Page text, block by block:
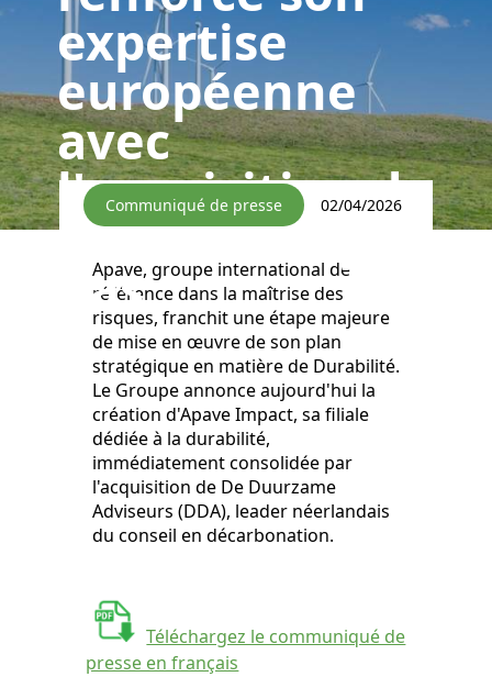
expertise
européenne
avec
l'acquisition de
DDA aux Pays-
Bas
Communiqué de presse 02/04/2026
Apave, groupe international de
référence dans la maîtrise des
risques, franchit une étape majeure
de mise en œuvre de son plan
stratégique en matière de Durabilité.
Le Groupe annonce aujourd'hui la
création d'Apave Impact, sa filiale
dédiée à la durabilité,
immédiatement consolidée par
l'acquisition de De Duurzame
Adviseurs (DDA), leader néerlandais
du conseil en décarbonation.
Téléchargez le communiqué de
presse en français